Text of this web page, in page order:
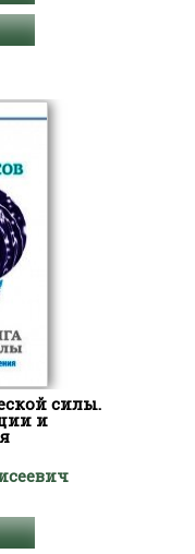
силы.
и